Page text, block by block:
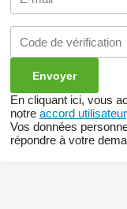
En cliquant ici, vous
notre accord utilisateur
Vos données
répondre à votre